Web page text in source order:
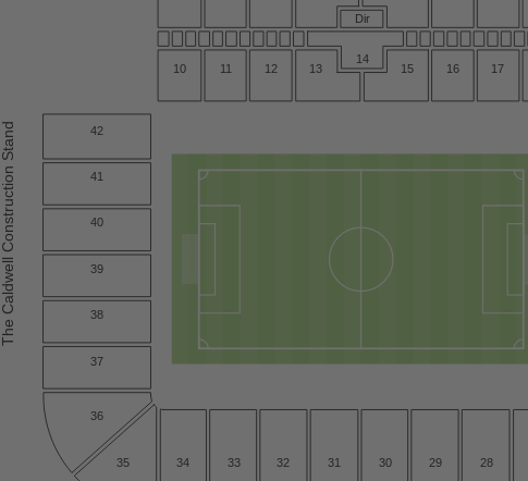
Dir
35
36
37
38
39
40
41
42
10 11 12
14
16 17
28
29
30
31
32
33
34
13 15
The Caldwell Construction Stand